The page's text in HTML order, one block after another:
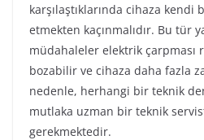
karşılaştıklarında cihaza kendi
etmekten kaçınmalıdır. Bu tür
müdahaleler elektrik çarpması
bozabilir ve cihaza daha fazla
nedenle, herhangi bir teknik
mutlaka uzman bir teknik
gerekmektedir.